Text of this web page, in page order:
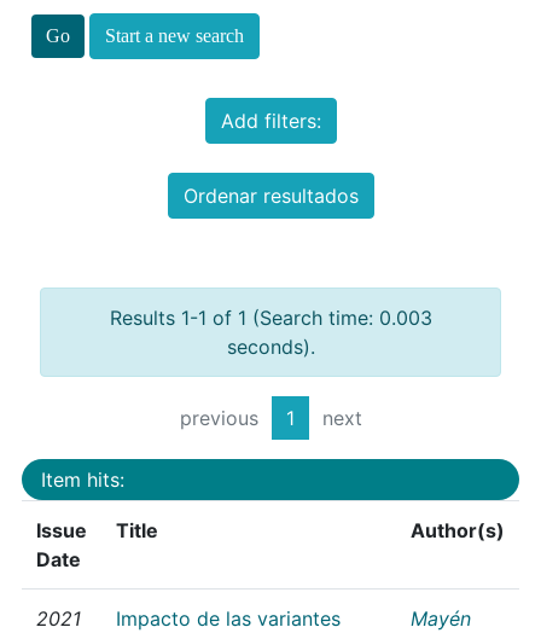
Start a new search
Add filters:
Ordenar resultados
Results 1-1 of 1 (Search time: 0.003
seconds).
previous 1 next
Item hits:
Issue
Date
Title Author(s)
2021
Impacto de las variantes
Mayén